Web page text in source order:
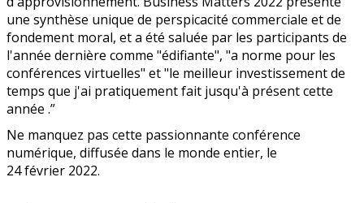
une synthèse unique de perspicacité commerciale et de
fondement moral, et a été saluée par les participants de
l'année dernière comme "édifiante", "a norme pour les
conférences virtuelles" et "le meilleur investissement de
temps que j'ai pratiquement fait jusqu'à présent cette
année .”
Ne manquez pas cette passionnante conférence
numérique, diffusée dans le monde entier, le
24 février 2022.